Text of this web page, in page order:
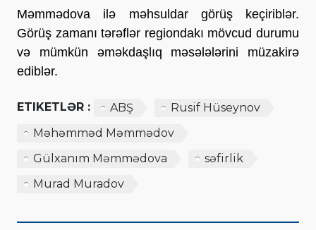
Məmmədova ilə məhsuldar görüş keçiriblər.
Görüş zamanı tərəflər regiondakı mövcud durumu
və mümkün əməkdaşlıq məsələlərini müzakirə
ediblər.
ETIKETLƏR : ABŞ
Rusif Hüseynov
Məhəmməd Məmmədov
Gülxanım Məmmədova
səfirlik
Murad Muradov